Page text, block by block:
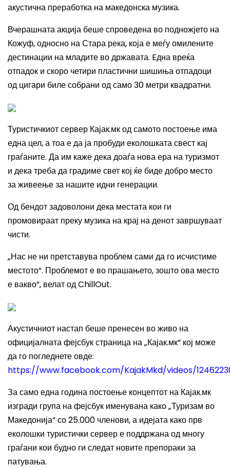
акустична преработка на македонска музика.
Вчерашната акција беше спроведена во подножјето на
Кожуф, односно на Стара река, која е меѓу омилените
дестинации на младите во државата. Eдна вреќа
отпадок и скоро четири пластични шишиња отпадоци
од цигари биле собрани од само 30 метри квадратни.
Туристичкиот сервер Кајак.мк од самото постоење има
една цел, а тоа е да ја пробуди еколошката свест кај
граѓаните. Да им каже дека доаѓа нова ера на туризмот
и дека треба да градиме свет кој ќе биде добро место
за живеење за нашите идни генерации.
Од бендот задоволони дека местата кои ги
промовираат преку музика на крај на денот завршуваат
чисти.
„Нас не ни претставува проблем сами да го исчистиме
местото“. Проблемот е во прашањето, зошто ова место
е вакво“, велат одChillOut.
Акустичниот настап беше пренесен во живо на
официјалната фејсбук страница на „Кајак.мк“ кој може
да го погледнете овде:
https://www.facebook.com/KajakMkd/videos/
За само една година постоење концептот на Кајак.мк
изгради група на фејсбук именувана како „Туризам во
Македонија“ со 25.000 членови, а идејата како прв
еколошки туристички сервер е поддржана од многу
граѓани кои будно ги следат новите препораки за
патувања.